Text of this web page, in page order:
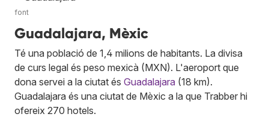
font
Guadalajara, Mèxic
Té una població de 1,4 milions de habitants. La divisa
de curs legal és peso mexicà (MXN). L'aeroport que
dona servei a la ciutat és Guadalajara (18 km).
Guadalajara és una ciutat de Mèxic a la que Trabber hi
ofereix 270 hotels.